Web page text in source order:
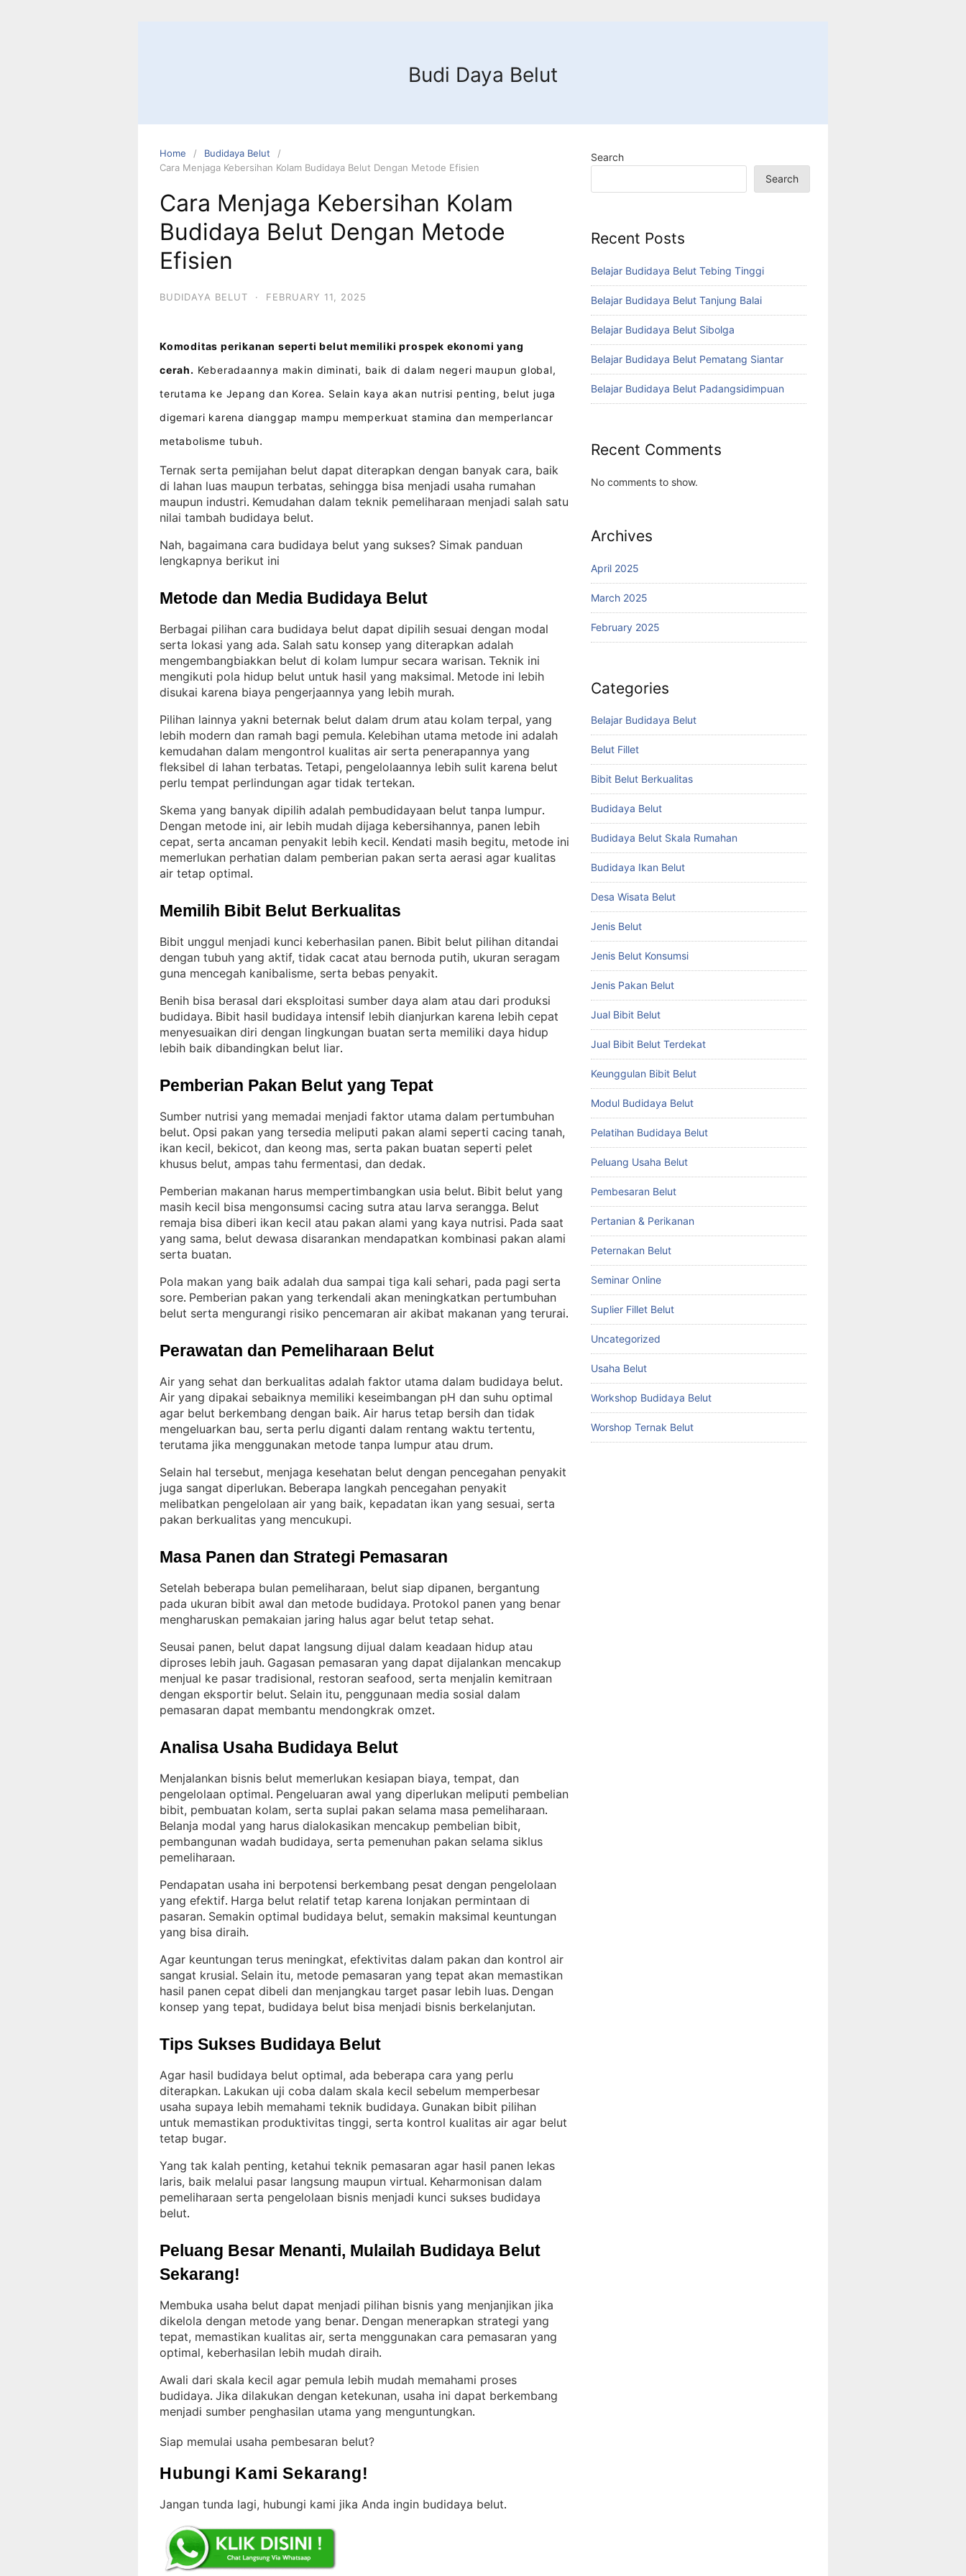
Budi Daya Belut
Home
Budidaya Belut
Cara Menjaga Kebersihan Kolam Budidaya Belut Dengan Metode Efisien
Cara Menjaga Kebersihan Kolam
Budidaya Belut Dengan Metode
Efisien
BUDIDAYA BELUT · FEBRUARY 11, 2025
Komoditas perikanan seperti belut memiliki prospek ekonomi yang
cerah. Keberadaannya makin diminati, baik di dalam negeri maupun global,
terutama ke Jepang dan Korea. Selain kaya akan nutrisi penting, belut juga
digemari karena dianggap mampu memperkuat stamina dan memperlancar
metabolisme tubuh.
Ternak serta pemijahan belut dapat diterapkan dengan banyak cara, baik
di lahan luas maupun terbatas, sehingga bisa menjadi usaha rumahan
maupun industri. Kemudahan dalam teknik pemeliharaan menjadi salah satu
nilai tambah budidaya belut.
Nah, bagaimana cara budidaya belut yang sukses? Simak panduan
lengkapnya berikut ini
Metode dan Media Budidaya Belut
Berbagai pilihan cara budidaya belut dapat dipilih sesuai dengan modal
serta lokasi yang ada. Salah satu konsep yang diterapkan adalah
mengembangbiakkan belut di kolam lumpur secara warisan. Teknik ini
mengikuti pola hidup belut untuk hasil yang maksimal. Metode ini lebih
disukai karena biaya pengerjaannya yang lebih murah.
Pilihan lainnya yakni beternak belut dalam drum atau kolam terpal, yang
lebih modern dan ramah bagi pemula. Kelebihan utama metode ini adalah
kemudahan dalam mengontrol kualitas air serta penerapannya yang
fleksibel di lahan terbatas. Tetapi, pengelolaannya lebih sulit karena belut
perlu tempat perlindungan agar tidak tertekan.
Skema yang banyak dipilih adalah pembudidayaan belut tanpa lumpur
Dengan metode ini, air lebih mudah dijaga kebersihannya, panen lebih
cepat, serta ancaman penyakit lebih kecil. Kendati masih begitu, metode ini
memerlukan perhatian dalam pemberian pakan serta aerasi agar kualitas
air tetap optimal.
Memilih Bibit Belut Berkualitas
Bibit unggul menjadi kunci keberhasilan panen. Bibit belut pilihan ditandai
dengan tubuh yang aktif, tidak cacat atau bernoda putih, ukuran seragam
guna mencegah kanibalisme, serta bebas penyakit.
Benih bisa berasal dari eksploitasi sumber daya alam atau dari produksi
budidaya. Bibit hasil budidaya intensif lebih dianjurkan karena lebih cepat
menyesuaikan diri dengan lingkungan buatan serta memiliki daya hidup
lebih baik dibandingkan belut liar.
Pemberian Pakan Belut yang Tepat
Sumber nutrisi yang memadai menjadi faktor utama dalam pertumbuhan
belut. Opsi pakan yang tersedia meliputi pakan alami seperti cacing tanah,
ikan kecil, bekicot, dan keong mas, serta pakan buatan seperti pelet
khusus belut, ampas tahu fermentasi, dan dedak.
Pemberian makanan harus mempertimbangkan usia belut. Bibit belut yang
masih kecil bisa mengonsumsi cacing sutra atau larva serangga. Belut
remaja bisa diberi ikan kecil atau pakan alami yang kaya nutrisi. Pada saat
yang sama, belut dewasa disarankan mendapatkan kombinasi pakan alami
serta buatan.
Pola makan yang baik adalah dua sampai tiga kali sehari, pada pagi serta
sore. Pemberian pakan yang terkendali akan meningkatkan pertumbuhan
belut serta mengurangi risiko pencemaran air akibat makanan yang terurai.
Perawatan dan Pemeliharaan Belut
Air yang sehat dan berkualitas adalah faktor utama dalam budidaya belut
Air yang dipakai sebaiknya memiliki keseimbangan pH dan suhu optimal
agar belut berkembang dengan baik. Air harus tetap bersih dan tidak
mengeluarkan bau, serta perlu diganti dalam rentang waktu tertentu,
terutama jika menggunakan metode tanpa lumpur atau drum.
Selain hal tersebut, menjaga kesehatan belut dengan pencegahan penyakit
juga sangat diperlukan. Beberapa langkah pencegahan penyakit
melibatkan pengelolaan air yang baik, kepadatan ikan yang sesuai, serta
pakan berkualitas yang mencukupi.
Masa Panen dan Strategi Pemasaran
Setelah beberapa bulan pemeliharaan, belut siap dipanen, bergantung
pada ukuran bibit awal dan metode budidaya. Protokol panen yang benar
mengharuskan pemakaian jaring halus agar belut tetap sehat.
Seusai panen, belut dapat langsung dijual dalam keadaan hidup atau
diproses lebih jauh. Gagasan pemasaran yang dapat dijalankan mencakup
menjual ke pasar tradisional, restoran seafood, serta menjalin kemitraan
dengan eksportir belut. Selain itu, penggunaan media sosial dalam
pemasaran dapat membantu mendongkrak omzet.
Analisa Usaha Budidaya Belut
Menjalankan bisnis belut memerlukan kesiapan biaya, tempat, dan
pengelolaan optimal. Pengeluaran awal yang diperlukan meliputi pembelian
bibit, pembuatan kolam, serta suplai pakan selama masa pemeliharaan
Belanja modal yang harus dialokasikan mencakup pembelian bibit,
pembangunan wadah budidaya, serta pemenuhan pakan selama siklus
pemeliharaan.
Pendapatan usaha ini berpotensi berkembang pesat dengan pengelolaan
yang efektif. Harga belut relatif tetap karena lonjakan permintaan di
pasaran. Semakin optimal budidaya belut, semakin maksimal keuntungan
yang bisa diraih.
Agar keuntungan terus meningkat, efektivitas dalam pakan dan kontrol air
sangat krusial. Selain itu, metode pemasaran yang tepat akan memastikan
hasil panen cepat dibeli dan menjangkau target pasar lebih luas. Dengan
konsep yang tepat, budidaya belut bisa menjadi bisnis berkelanjutan.
Tips Sukses Budidaya Belut
Agar hasil budidaya belut optimal, ada beberapa cara yang perlu
diterapkan. Lakukan uji coba dalam skala kecil sebelum memperbesar
usaha supaya lebih memahami teknik budidaya. Gunakan bibit pilihan
untuk memastikan produktivitas tinggi, serta kontrol kualitas air agar belut
tetap bugar.
Yang tak kalah penting, ketahui teknik pemasaran agar hasil panen lekas
laris, baik melalui pasar langsung maupun virtual. Keharmonisan dalam
pemeliharaan serta pengelolaan bisnis menjadi kunci sukses budidaya
belut.
Peluang Besar Menanti, Mulailah Budidaya Belut
Sekarang!
Membuka usaha belut dapat menjadi pilihan bisnis yang menjanjikan jika
dikelola dengan metode yang benar. Dengan menerapkan strategi yang
tepat, memastikan kualitas air, serta menggunakan cara pemasaran yang
optimal, keberhasilan lebih mudah diraih.
Awali dari skala kecil agar pemula lebih mudah memahami proses
budidaya. Jika dilakukan dengan ketekunan, usaha ini dapat berkembang
menjadi sumber penghasilan utama yang menguntungkan.
Siap memulai usaha pembesaran belut?
Hubungi Kami Sekarang!
Jangan tunda lagi, hubungi kami jika Anda ingin budidaya belut.
Search
Search
Recent Posts
Belajar Budidaya Belut Tebing Tinggi
Belajar Budidaya Belut Tanjung Balai
Belajar Budidaya Belut Sibolga
Belajar Budidaya Belut Pematang Siantar
Belajar Budidaya Belut Padangsidimpuan
Recent Comments
No comments to show.
Archives
April 2025
March 2025
February 2025
Categories
Belajar Budidaya Belut
Belut Fillet
Bibit Belut Berkualitas
Budidaya Belut
Budidaya Belut Skala Rumahan
Budidaya Ikan Belut
Desa Wisata Belut
Jenis Belut
Jenis Belut Konsumsi
Jenis Pakan Belut
Jual Bibit Belut
Jual Bibit Belut Terdekat
Keunggulan Bibit Belut
Modul Budidaya Belut
Pelatihan Budidaya Belut
Peluang Usaha Belut
Pembesaran Belut
Pertanian & Perikanan
Peternakan Belut
Seminar Online
Suplier Fillet Belut
Uncategorized
Usaha Belut
Workshop Budidaya Belut
Worshop Ternak Belut